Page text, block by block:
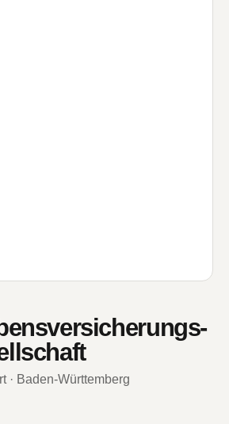
· Baden-Württemberg